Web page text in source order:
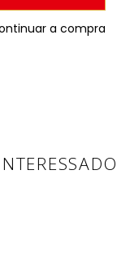
a compra